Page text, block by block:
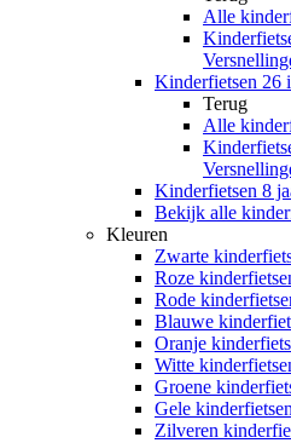
Alle
Kinderfietsen 26
Terug
Alle
Kinderfietsen 8
Bekijk alle
Kleuren
Zwarte
Roze
Rode
Blauwe
Oranje
Witte
Groene
Gele kinderfietsen
Zilveren